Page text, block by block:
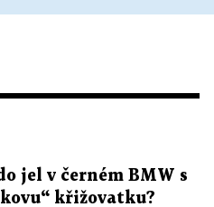
jel v černém BMW s
křižovatku?